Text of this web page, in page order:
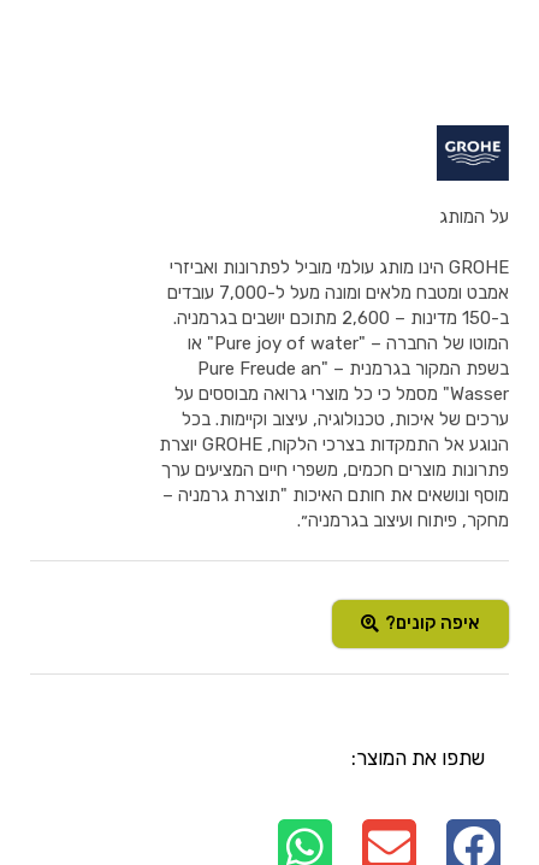
על המותג
GROHE הינו מותג עולמי מוביל לפתרונות ואביזרי
אמבט ומטבח מלאים ומונה מעל ל-7,000 עובדים
ב-150 מדינות – 2,600 מתוכם יושבים בגרמניה.
המוטו של החברה – "Pure joy of water" או
בשפת המקור בגרמנית – "Pure Freude an
Wasser" מסמל כי כל מוצרי גרואה מבוססים על
ערכים של איכות, טכנולוגיה, עיצוב וקיימות. בכל
הנוגע אל התמקדות בצרכי הלקוח, GROHE יוצרת
פתרונות מוצרים חכמים, משפרי חיים המציעים ערך
מוסף ונושאים את חותם האיכות "תוצרת גרמניה –
מחקר, פיתוח ועיצוב בגרמניה״.
איפה קונים?
שתפו את המוצר: